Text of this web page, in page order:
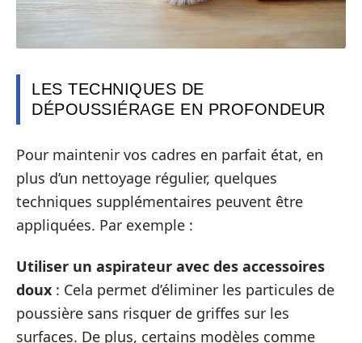
LES TECHNIQUES DE
DÉPOUSSIÉRAGE EN PROFONDEUR
Pour maintenir vos cadres en parfait état, en
plus d’un nettoyage régulier, quelques
techniques supplémentaires peuvent être
appliquées. Par exemple :
Utiliser un aspirateur avec des accessoires
doux : Cela permet d’éliminer les particules de
poussière sans risquer de griffes sur les
surfaces. De plus, certains modèles comme